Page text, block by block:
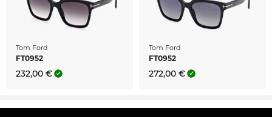
Tom Ford
FT0952
232,00 €
Tom Ford
FT0952
272,00 €